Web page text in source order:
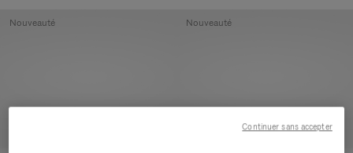
Nouveauté Nouveauté
Continuer sans accepter